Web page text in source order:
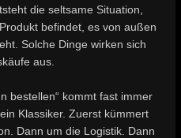
die seltsame Situation,
befindet, es von außen
Solche Dinge wirken sich
aus.
bestellen“ kommt fast immer
Klassiker. Zuerst kümmert
Dann um die Logistik. Dann